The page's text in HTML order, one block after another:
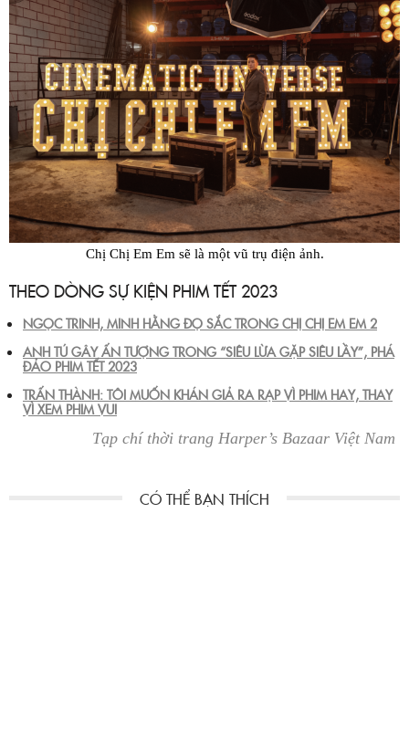
Chị Chị Em Em sẽ là một vũ trụ điện ảnh.
THEO DÒNG SỰ KIỆN PHIM TẾT 2023
NGỌC TRINH, MINH HẰNG ĐỌ SẮC TRONG CHỊ CHỊ EM EM 2
ANH TÚ GÂY ẤN TƯỢNG TRONG “SIÊU LỪA GẶP SIÊU LẦY”, PHÁ
ĐẢO PHIM TẾT 2023
TRẤN THÀNH: TÔI MUỐN KHÁN GIẢ RA RẠP VÌ PHIM HAY, THAY
VÌ XEM PHIM VUI
Tạp chí thời trang Harper’s Bazaar Việt Nam